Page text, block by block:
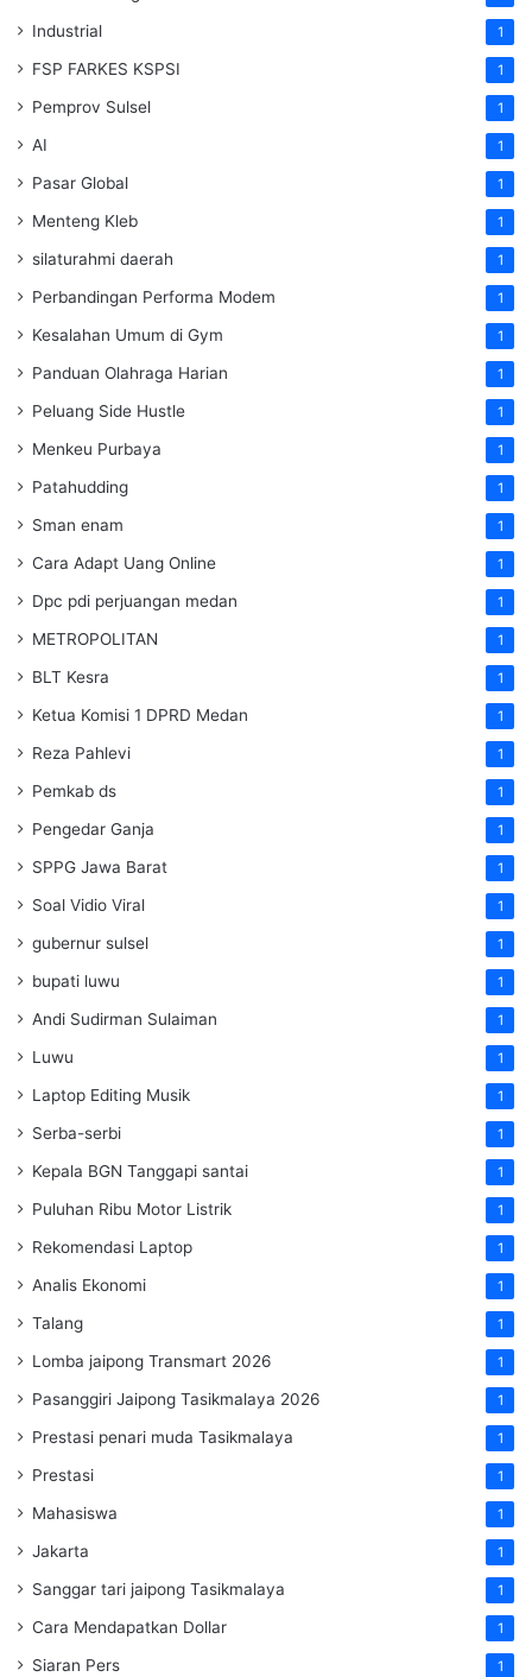
Industrial 1
FSP FARKES KSPSI 1
Pemprov Sulsel 1
AI 1
Pasar Global 1
Menteng Kleb 1
silaturahmi daerah 1
Perbandingan Performa Modem 1
Kesalahan Umum di Gym 1
Panduan Olahraga Harian 1
Peluang Side Hustle 1
Menkeu Purbaya 1
Patahudding 1
Sman enam 1
Cara Adapt Uang Online 1
Dpc pdi perjuangan medan 1
METROPOLITAN 1
BLT Kesra 1
Ketua Komisi 1 DPRD Medan 1
Reza Pahlevi 1
Pemkab ds 1
Pengedar Ganja 1
SPPG Jawa Barat 1
Soal Vidio Viral 1
gubernur sulsel 1
bupati luwu 1
Andi Sudirman Sulaiman 1
Luwu 1
Laptop Editing Musik 1
Serba-serbi 1
Kepala BGN Tanggapi santai 1
Puluhan Ribu Motor Listrik 1
Rekomendasi Laptop 1
Analis Ekonomi 1
Talang 1
Lomba jaipong Transmart 2026 1
Pasanggiri Jaipong Tasikmalaya 2026 1
Prestasi penari muda Tasikmalaya 1
Prestasi 1
Mahasiswa 1
Jakarta 1
Sanggar tari jaipong Tasikmalaya 1
Cara Mendapatkan Dollar 1
Siaran Pers 1